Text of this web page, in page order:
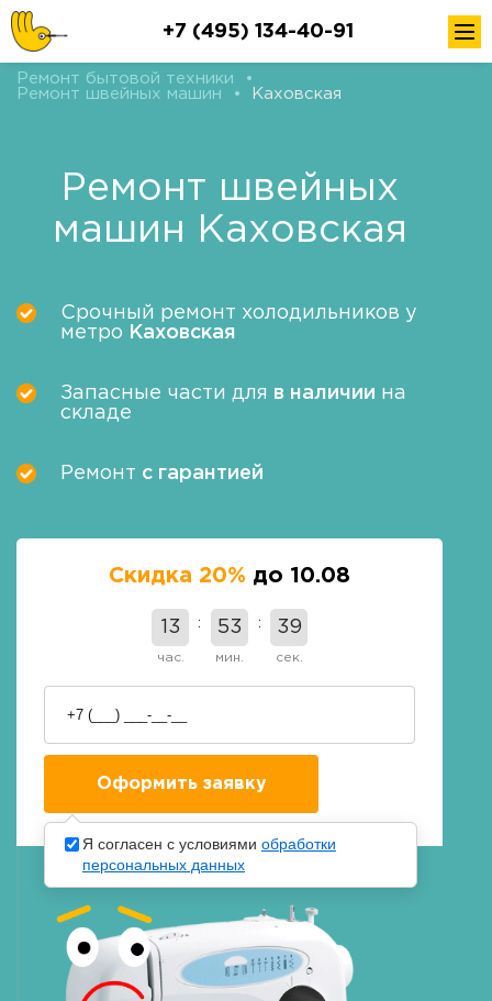
+7 (495) 134-40-91
Ремонт бытовой техники
•
Ремонт швейных машин
• Каховская
Ремонт швейных
машин Каховская
Срочный ремонт холодильников у
метро
Каховская
Запасные части для в наличии на
складе
Ремонт с гарантией
Скидка 20% до 10.08
13
час.
53
мин.
38
сек.
Я согласен с условиями обработки
персональных данных